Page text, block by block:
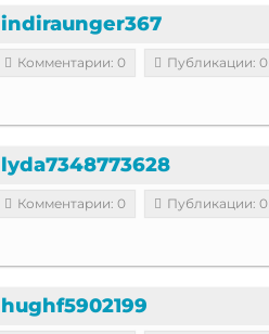
indiraunger367
Комментарии: 0 Публикации: 0
lyda7348773628
Комментарии: 0 Публикации: 0
hughf5902199